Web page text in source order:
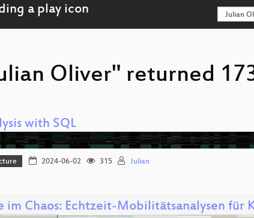
Oliver" returned
with SQL
2024-06-02 315 Julian
im Chaos: Echtzeit-Mobilitätsanalysen für